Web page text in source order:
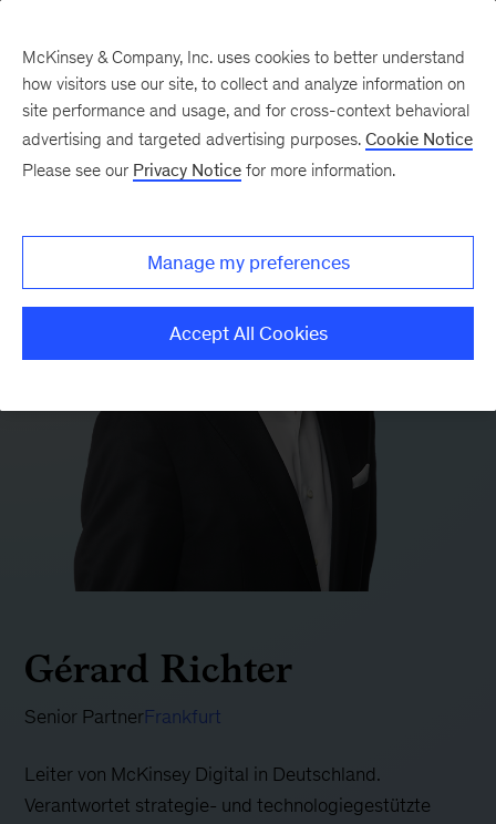
Gérard Richter
Senior PartnerFrankfurt
Leiter von McKinsey Digital in Deutschland.
Verantwortet strategie- und technologiegestützte
McKinsey & Company, Inc. uses cookies to better understand
how visitors use our site, to collect and analyze information on
site performance and usage, and for cross-context behavioral
advertising and targeted advertising purposes. Cookie Notice
Please see our Privacy Notice for more information.
Manage my preferences
Accept All Cookies